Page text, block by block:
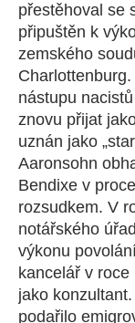
přestěhoval se
připuštěn k
zemského
nástupu
znovu přijat
uznán jako
Aaronsohn
Bendixe v
rozsudkem. V
notářského
výkonu
kancelář v roce
jako
podařilo